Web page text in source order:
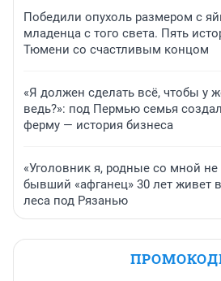
Победили опухоль размером с
младенца с того света. Пять
Тюмени со счастливым концом
«Я должен сделать всё, чтобы у
ведь?»: под Пермью семья
ферму — история бизнеса
«Уголовник я, родные со мной
бывший «афганец» 30 лет живет
леса под Рязанью